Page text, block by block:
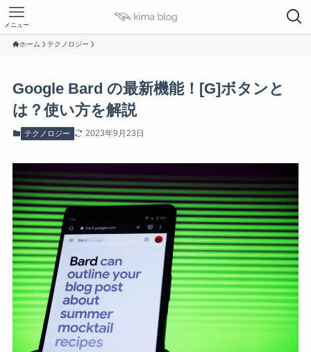
メニュー
ホーム テクノロジー
Google Bard の最新機能！[G]ボタンと
は？使い方を解説
テクノロジー 2023年9月23日